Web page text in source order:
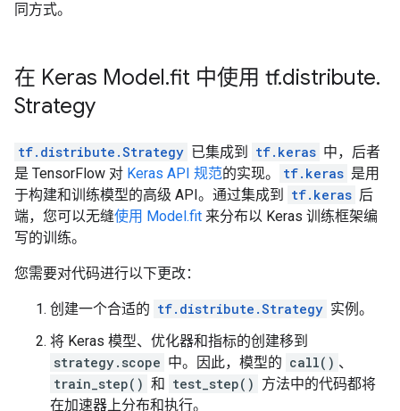
同方式。
在 Keras Model.fit 中使用 tf.distribute.
Strategy
tf.distribute.Strategy 已集成到 tf.keras 中，后者
是 TensorFlow 对 Keras API 规范的实现。 tf.keras 是用
于构建和训练模型的高级 API。通过集成到
tf.keras 后
端，您可以无缝使用 Model.fit 来分布以 Keras 训练框架编
写的训练。
您需要对代码进行以下更改：
创建一个合适的 tf.distribute.Strategy 实例。
将 Keras 模型、优化器和指标的创建移到
strategy.scope 中。因此，模型的 call() 、
train_step() 和 test_step() 方法中的代码都将
在加速器上分布和执行。